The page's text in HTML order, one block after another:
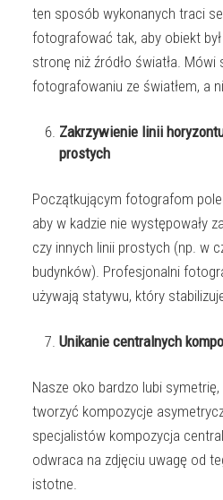
ten sposób wykonanych traci
fotografować tak, aby obiekt
stronę niż źródło światła. Mówi
fotografowaniu ze światłem, a
Zakrzywienie linii
prostych
Początkującym fotografom
aby w kadzie nie występowały
czy innych linii prostych (np. w
budynków). Profesjonalni
używają statywu, który
Unikanie centralnych
Nasze oko bardzo lubi
tworzyć kompozycje
specjalistów kompozycja
odwraca na zdjęciu uwagę od
istotne.